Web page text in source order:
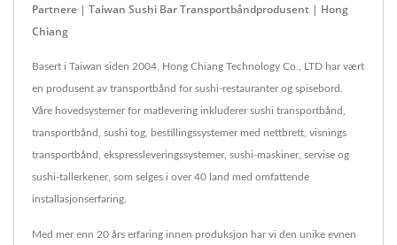
Partnere | Taiwan Sushi Bar Transportbåndprodusent | Hong
Chiang
Basert i Taiwan siden 2004, Hong Chiang Technology Co., LTD har vært
en produsent av transportbånd for sushi-restauranter og spisebord.
Våre hovedsystemer for matlevering inkluderer sushi transportbånd,
transportbånd, sushi tog, bestillingssystemer med nettbrett, visnings
transportbånd, ekspressleveringssystemer, sushi-maskiner, servise og
sushi-tallerkener, som selges i over 40 land med omfattende
installasjonserfaring.
Med mer enn 20 års erfaring innen produksjon har vi den unike evnen